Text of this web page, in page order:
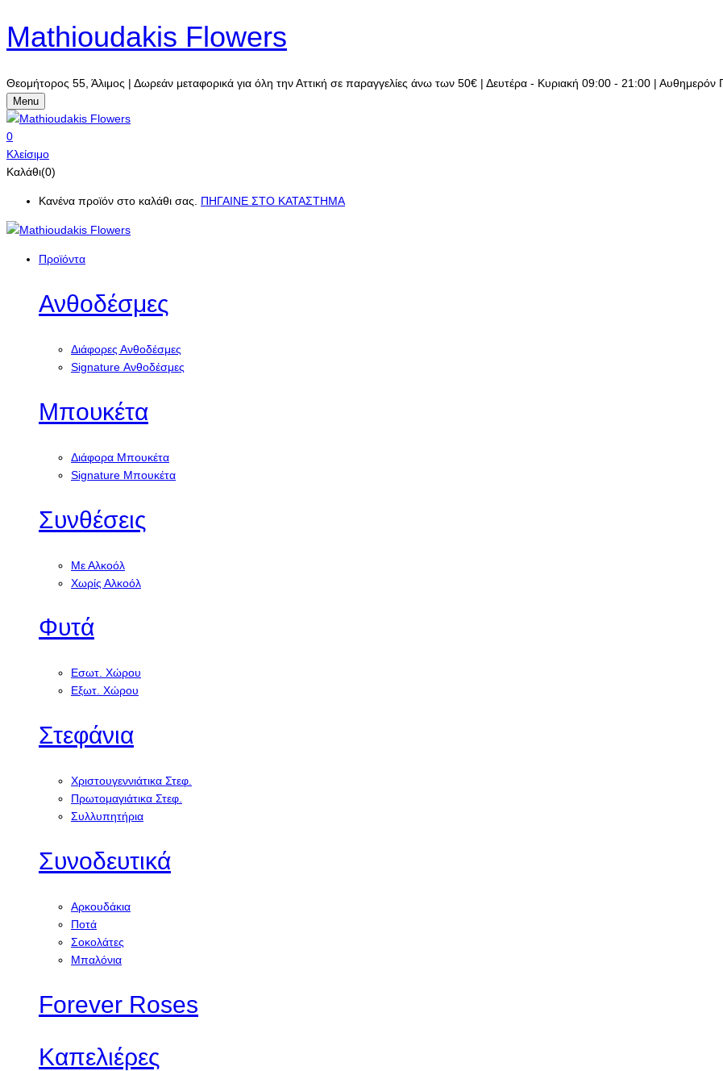
Mathioudakis Flowers
Θεομήτορος 55, Άλιμος | Δωρεάν μεταφορικά για όλη την Αττική σε παραγγελίες άνω των 50€ | Δευτέρα - Κυριακή 09:00 - 21:00 |
Menu
0
Κλείσιμο
Καλάθι(0)
Κανένα προϊόν στο καλάθι σας. ΠΗΓΑΙΝΕ ΣΤΟ ΚΑΤΑΣΤΗΜΑ
Προϊόντα
Ανθοδέσμες
Διάφορες Ανθοδέσμες
Signature Ανθοδέσμες
Μπουκέτα
Διάφορα Μπουκέτα
Signature Μπουκέτα
Συνθέσεις
Με Αλκοόλ
Χωρίς Αλκοόλ
Φυτά
Εσωτ. Χώρου
Εξωτ. Χώρου
Στεφάνια
Χριστουγεννιάτικα Στεφ.
Πρωτομαγιάτικα Στεφ.
Συλλυπητήρια
Συνοδευτικά
Αρκουδάκια
Ποτά
Σοκολάτες
Μπαλόνια
Forever Roses
Καπελιέρες